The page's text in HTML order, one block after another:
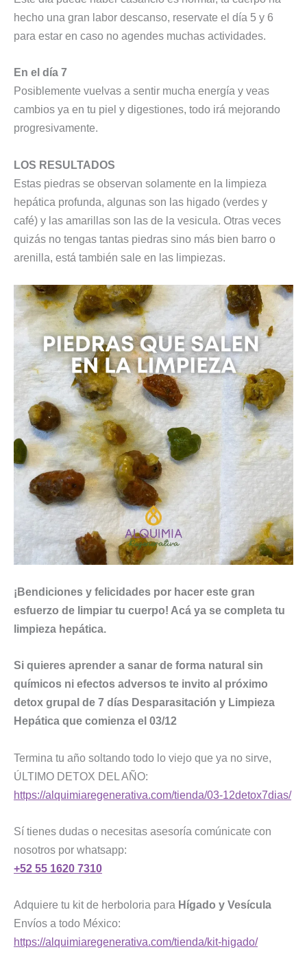
hecho una gran labor descanso, reservate el día 5 y 6
para estar en caso no agendes muchas actividades.
En el día 7
Posiblemente vuelvas a sentir mucha energía y veas
cambios ya en tu piel y digestiones, todo irá mejorando
progresivamente.
LOS RESULTADOS
Estas piedras se observan solamente en la limpieza
hepática profunda, algunas son las higado (verdes y
café) y las amarillas son las de la vesicula. Otras veces
quizás no tengas tantas piedras sino más bien barro o
arenilla, está también sale en las limpiezas.
¡Bendiciones y felicidades por hacer este gran
esfuerzo de limpiar tu cuerpo! Acá ya se completa tu
limpieza hepática.
Si quieres aprender a sanar de forma natural sin
químicos ni efectos adversos te invito al próximo
detox grupal de 7 días Desparasitación y Limpieza
Hepática que comienza el 03/12
Termina tu año soltando todo lo viejo que ya no sirve,
ÚLTIMO DETOX DEL AÑO:
https://alquimiaregenerativa.com/tienda/03-12detox7dias/
Sí tienes dudas o necesitas asesoría comúnicate con
nosotros por whatsapp:
+52 55 1620 7310
Adquiere tu kit de herboloria para Hígado y Vesícula
Envíos a todo México:
https://alquimiaregenerativa.com/tienda/kit-higado/